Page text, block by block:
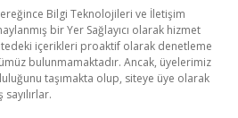
Bilgi Teknolojileri ve İletişim
bir Yer Sağlayıcı olarak hizmet
içerikleri proaktif olarak denetleme
bulunmamaktadır. Ancak, üyelerimiz
taşımakta olup, siteye üye olarak